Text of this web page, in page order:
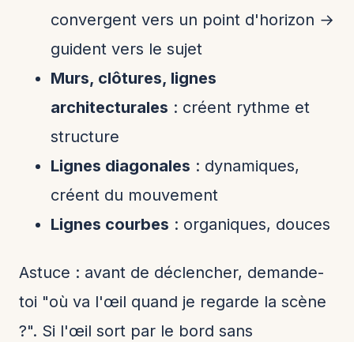
convergent vers un point d'horizon →
guident vers le sujet
Murs, clôtures, lignes
architecturales : créent rythme et
structure
Lignes diagonales : dynamiques,
créent du mouvement
Lignes courbes : organiques, douces
Astuce : avant de déclencher, demande-
toi "où va l'œil quand je regarde la scène
?". Si l'œil sort par le bord sans